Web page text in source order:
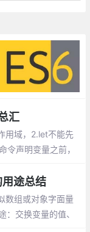
汇
用域，2.let不能先
声明变量之前，
途总结
数组或对象字面量
交换变量的值、